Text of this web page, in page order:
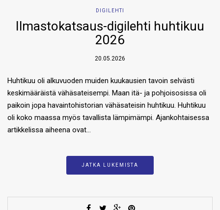
DIGILEHTI
Ilmastokatsaus-digilehti huhtikuu
2026
20.05.2026
Huhtikuu oli alkuvuoden muiden kuukausien tavoin selvästi
keskimääräistä vähäsateisempi. Maan itä- ja pohjoisosissa oli
paikoin jopa havaintohistorian vähäsateisin huhtikuu. Huhtikuu
oli koko maassa myös tavallista lämpimämpi. Ajankohtaisessa
artikkelissa aiheena ovat…
JATKA LUKEMISTA